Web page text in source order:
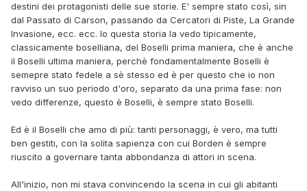
destini dei protagonisti delle sue storie. E' sempre stato così, sin
dal Passato di Carson, passando da Cercatori di Piste, La Grande
Invasione, ecc. ecc. Io questa storia la vedo tipicamente,
classicamente boselliana, del Boselli prima maniera, che è anche
il Boselli ultima maniera, perchè fondamentalmente Boselli è
semepre stato fedele a sè stesso ed è per questo che io non
ravviso un suo periodo d'oro, separato da una prima fase: non
vedo differenze, questo è Boselli, è sempre stato Boselli.
Ed è il Boselli che amo di più: tanti personaggi, è vero, ma tutti
ben gestiti, con la solita sapienza con cui Borden è sempre
riuscito a governare tanta abbondanza di attori in scena.
All'inizio, non mi stava convincendo la scena in cui gli abitanti